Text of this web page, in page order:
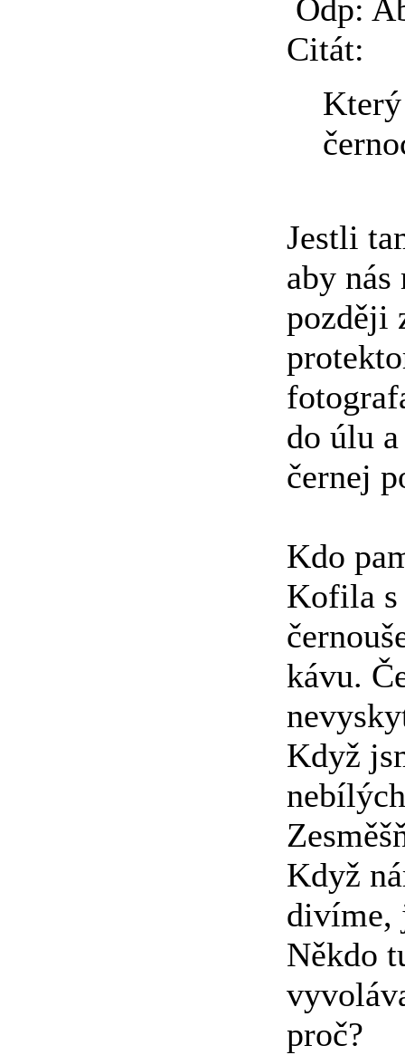
Odp:
Citát:
Jestli
aby
později
do úlu
černej
Kdo
Kofila s
kávu.
Když
Když
divíme,
Někdo
proč?